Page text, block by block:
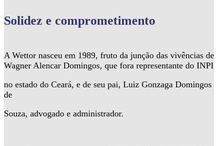
Solidez e comprometimento
A Wettor nasceu em 1989, fruto da junção das vivências de
Wagner Alencar Domingos, que fora representante do INPI
no estado do Ceará, e de seu pai, Luiz Gonzaga Domingos
de
Souza, advogado e administrador.